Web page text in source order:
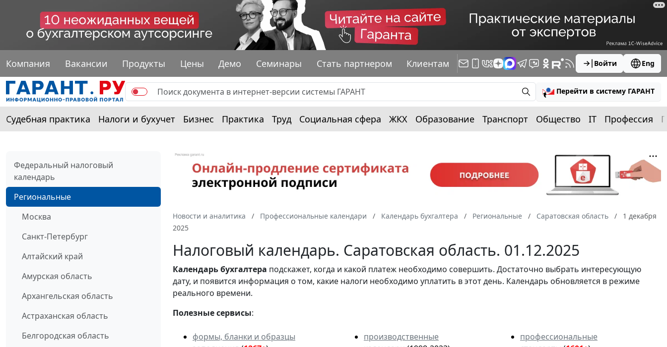
Компания Вакансии Продукты Цены Демо Семинары Стать партнером Клиентам Войти Eng
Перейти в систему ГАРАНТ
Судебная практика Налоги и бухучет Бизнес Практика Труд Социальная сфера ЖКХ Образование Транспорт Общество IT Профессия
Федеральный налоговый
календарь
Региональные
Москва
Санкт-Петербург
Алтайский край
Амурская область
Архангельская область
Астраханская область
Белгородская область
Новости и аналитика Профессиональные календари Календарь бухгалтера Региональные Саратовская область
1 декабря
2025
Налоговый календарь. Саратовская область. 01.12.2025
Календарьбухгалтера подскажет, когда и какой платеж необходимо совершить. Достаточно выбрать интересующую
дату, и появится информация о том, какие налоги необходимо уплатить в этот день. Календарь обновляется в режиме
реального времени.
Полезные сервисы:
формы, бланки и образцы
производственные
профессиональные